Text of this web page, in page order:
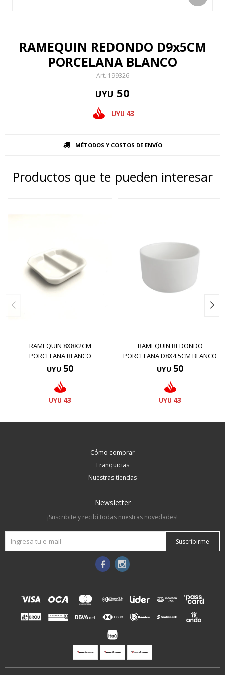
RAMEQUIN REDONDO D9x5CM
PORCELANA BLANCO
199326
UYU 50
UYU 43
MÉTODOS Y COSTOS DE ENVÍO
Productos que te pueden interesar
RAMEQUIN 8X8X2CM
PORCELANA BLANCO
UYU 50
UYU 43
RAMEQUIN REDONDO
PORCELANA D8X4.5CM BLANCO
UYU 50
UYU 43
Cómo comprar
Franquicias
Nuestras tiendas
Newsletter
¡Suscribite y recibí todas nuestras novedades!
Suscribirme
 